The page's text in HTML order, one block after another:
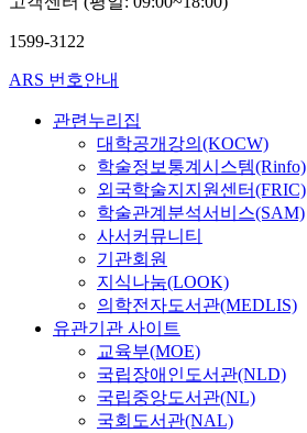
1599-3122
ARS 번호안내
관련누리집
대학공개강의(KOCW)
학술정보통계시스템(Rinfo)
외국학술지지원센터(FRIC)
학술관계분석서비스(SAM)
사서커뮤니티
기관회원
지식나눔(LOOK)
의학전자도서관(MEDLIS)
유관기관 사이트
교육부(MOE)
국립장애인도서관(NLD)
국립중앙도서관(NL)
국회도서관(NAL)